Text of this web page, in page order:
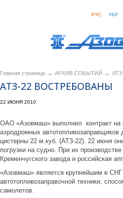
РУС УКР
Главная страница → АРХИВ СОБЫТИЙ →
АТЗ-22 ВОСТРЕБОВАНЫ
22 ИЮНЯ 2010
ОАО «Азовмаш» выполнил контракт на
аэродромных
цистерны 22 м.куб. (АТЗ-22). 22 июня
погрузки на судно. При их
Кременчугского завода и российская
«Азовмаш» является крупнейшим в СНГ
автотопливозаправочной техники,
самолетов.